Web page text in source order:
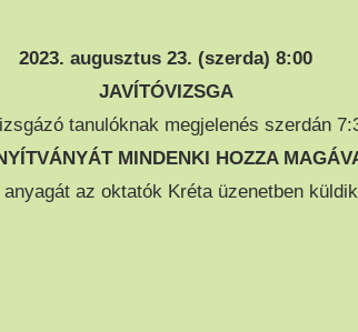
2023. augusztus 23. (szerda) 8:00
JAVÍTÓVIZSGA
tanulóknak megjelenés szerdán
MINDENKI HOZZA
az oktatók Kréta üzenetben